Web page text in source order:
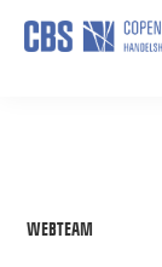
Skip
WEBTEAM